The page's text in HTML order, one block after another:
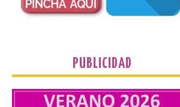
exposición de fotografía. Este viernes, 7
de agosto, a las 20,00 horas, en el
Food trucks y música en
Valencia de Don Juan en
una nueva edición de
PUBLICIDAD